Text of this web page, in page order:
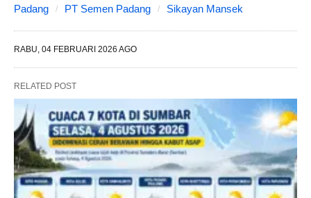
Padang
PT Semen Padang Sikayan Mansek
RABU, 04 FEBRUARI 2026 AGO
RELATED POST